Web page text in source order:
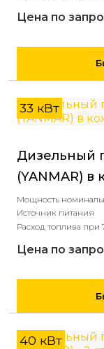
Цена по
33 кВт
Дизельный
(YANMAR) в
Мощность
Источник питания
Расход топлива при
Цена по
40 кВт